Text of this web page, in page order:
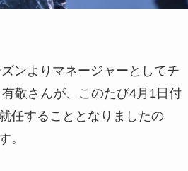
ンよりマネージャーとしてチ
敬さんが、このたび4月1日付
任することとなりましたの
。